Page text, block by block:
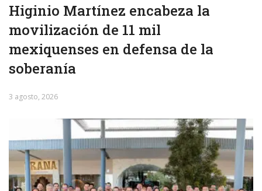
Higinio Martínez encabeza la
movilización de 11 mil
mexiquenses en defensa de la
soberanía
3 agosto, 2026